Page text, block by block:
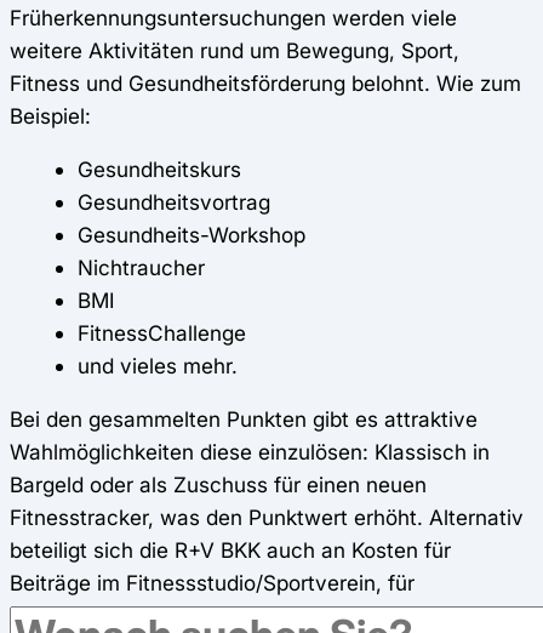
Früherkennungsuntersuchungen werden viele
weitere Aktivitäten rund um Bewegung, Sport,
Fitness und Gesundheitsförderung belohnt. Wie zum
Beispiel:
Gesundheitskurs
Gesundheitsvortrag
Gesundheits-Workshop
Nichtraucher
BMI
FitnessChallenge
und vieles mehr.
Bei den gesammelten Punkten gibt es attraktive
Wahlmöglichkeiten diese einzulösen: Klassisch in
Bargeld oder als Zuschuss für einen neuen
Fitnesstracker, was den Punktwert erhöht. Alternativ
beteiligt sich die R+V BKK auch an Kosten für
Beiträge im Fitnessstudio/Sportverein, für
Brillen/Kontaktlinsen oder private Gesundheits-